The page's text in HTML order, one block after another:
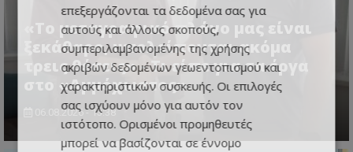
«Το μεταγραφικό πλάνο μας είναι
ξεκάθαρο, υπολείπονται ακόμα
τρεις θέσεις» - Τι είπε για τα έργα
στο «Αμμόχωστος»
06.08.2026 - 13:38
επεξεργάζονται τα δεδομένα σας για
αυτούς και άλλους σκοπούς,
συμπεριλαμβανομένης της χρήσης
ακριβών δεδομένων γεωεντοπισμού και
χαρακτηριστικών συσκευής. Οι επιλογές
σας ισχύουν μόνο για αυτόν τον
ιστότοπο. Ορισμένοι προμηθευτές
μπορεί να βασίζονται σε έννομο